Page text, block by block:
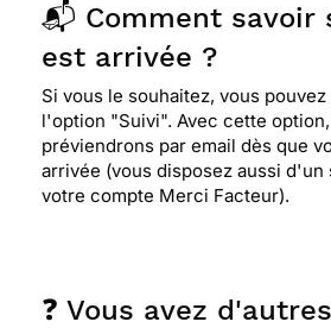
📬 Comment savoir
est arrivée ?
Si vous le souhaitez, vous
l'option "Suivi". Avec cette
préviendrons par email dès que
arrivée (vous disposez aussi
votre compte Merci Facteur).
❓ Vous avez